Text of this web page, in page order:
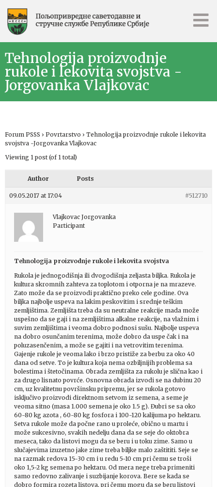
Tehnologija proizvodnje
rukole i lekovita svojstva -
Jorgovanka Vlajkovac
Forum PSSS › Povrtarstvo › Tehnologija proizvodnje rukole i lekovita
svojstva -Jorgovanka Vlajkovac
Viewing 1 post (of 1 total)
Author Posts
09.05.2017 at 17:04 #512710
Vlajkovac Jorgovanka
Participant
Tehnologija proizvodnje rukole i lekovita svojstva
Rukola je jednogodišnja ili dvogodišnja zeljasta biljka. Rukola je
kultura skromnih zahteva za toplotom i otporna je na mrazeve.
Zato može da se proizvodi praktično preko cele godine. Ova
biljka najbolje uspeva na lakim peskovitim i srednje teškim
zemljištima. Zemljišta treba da su neutralne reakcije mada može
uspešno da se gaji i na zemljištima alkalne reakcije, na vlažnim i
suvim zemljištima i veoma dobro podnosi sušu. Najbolje uspeva
na dobro osunčanim terenima, može dobro da uspe čak i na
poluzasenčenim, a može se gajiti i na vetrovitim terenima.
Gajenje rukole je veoma lako i brzo pristiže za berbu za oko 40
dana od setve. To je kultura koja nema ozbiljnijih problema sa
bolestima i štetočinama. Obrada zemljišta za rukolu je slična kao i
za drugo lisnato povrće. Osnovna obrada izvodi se na dubinu 20
cm, uz kvalitetnu površinsku pripremu, jer se rukola gotovo
isključivo proizvodi direktnom setvom iz semena, a seme je
veoma sitno (masa 1.000 semena je oko 1.5 g). Đubri se sa oko
60-80 kg azota , 60-80 kg fosfora i 100-120 kalijuma po hektaru.
Setva rukole može da počne rano u proleće, obično u martu i
može sukcesivno, svakih nedelju dana da se seje do oktobra
meseca, tako da listovi mogu da se beru i u toku zime. Samo u
slučajevima izuzetno jake zime treba biljke malo zaštititi. Seje se
na razmak redova 15-30 cm i u redu 5-10 cm pri čemu se troši
oko 1,5-2 kg semena po hektaru. Od mera nege treba primeniti
samo redovno zalivanje i suzbijanje korova. Bere se kada se
dobro formira rozeta listova, pri čemu mogu da se beru listovi